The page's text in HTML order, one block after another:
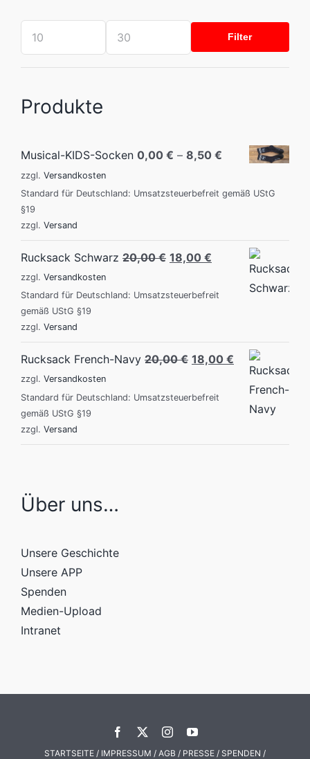
Mindestpreis
Höchstpreis
Filter
Produkte
Musical-KIDS-Socken 0,00 € – 8,50 €
zzgl. Versandkosten
Standard für Deutschland: Umsatzsteuerbefreit gemäß UStG
§19
zzgl. Versand
Rucksack Schwarz 20,00€ Original
was:
18,00 €Current
is:
zzgl. Versandkosten
Standard für Deutschland: Umsatzsteuerbefreit
gemäß UStG §19
zzgl. Versand
Rucksack French-Navy 20,00€ Original
was:
18,00 €Current
price
18,00 €.
zzgl. Versandkosten
Standard für Deutschland: Umsatzsteuerbefreit
gemäß UStG §19
zzgl. Versand
Über uns…
Unsere Geschichte
Unsere APP
Spenden
Medien-Upload
Intranet
STARTSEITE / IMPRESSUM / AGB / PRESSE / SPENDEN /